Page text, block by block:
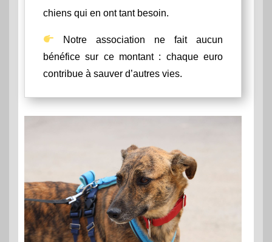
chiens qui en ont tant besoin.
Notre association ne fait aucun
bénéfice sur ce montant : chaque euro
contribue à sauver d’autres vies.